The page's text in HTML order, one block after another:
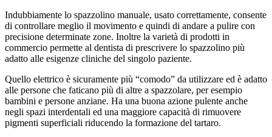
Indubbiamente lo spazzolino manuale, usato correttamente, consente
di controllare meglio il movimento e quindi di andare a pulire con
precisione determinate zone. Inoltre la varietà di prodotti in
commercio permette al dentista di prescrivere lo spazzolino più
adatto alle esigenze cliniche del singolo paziente.
Quello elettrico è sicuramente più “comodo” da utilizzare ed è adatto
alle persone che faticano più di altre a spazzolare, per esempio
bambini e persone anziane. Ha una buona azione pulente anche
negli spazi interdentali ed una maggiore capacità di rimuovere
pigmenti superficiali riducendo la formazione del tartaro.